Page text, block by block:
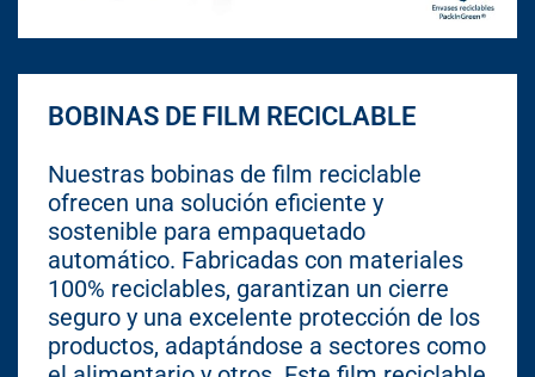
BOBINAS DE FILM RECICLABLE
Nuestras bobinas de film reciclable
ofrecen una solución eficiente y
sostenible para empaquetado
automático. Fabricadas con materiales
100% reciclables, garantizan un cierre
seguro y una excelente protección de los
productos, adaptándose a sectores como